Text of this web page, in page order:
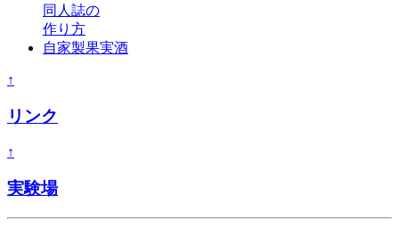
同人誌の
作り方
自家製果実酒
↑
リンク
↑
実験場